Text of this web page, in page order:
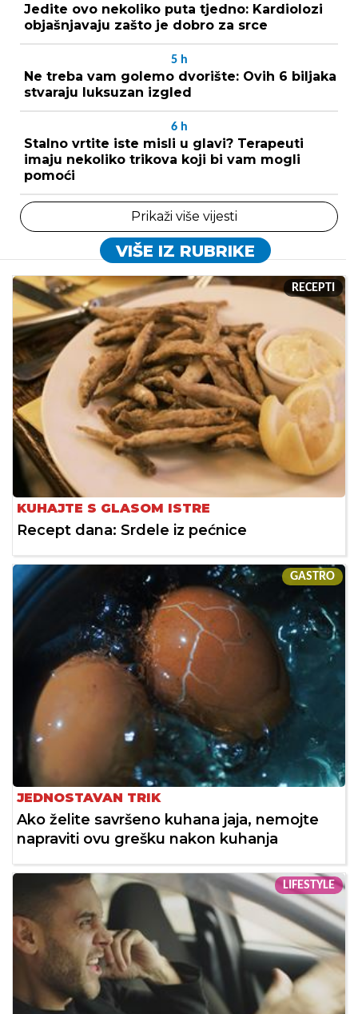
Jedite ovo nekoliko puta tjedno: Kardiolozi
objašnjavaju zašto je dobro za srce
5 h
Ne treba vam golemo dvorište: Ovih 6 biljaka
stvaraju luksuzan izgled
6 h
Stalno vrtite iste misli u glavi? Terapeuti
imaju nekoliko trikova koji bi vam mogli
pomoći
Prikaži više vijesti
VIŠE IZ RUBRIKE
RECEPTI
KUHAJTE S GLASOM ISTRE
Recept dana: Srdele iz pećnice
GASTRO
JEDNOSTAVAN TRIK
Ako želite savršeno kuhana jaja, nemojte
napraviti ovu grešku nakon kuhanja
LIFESTYLE